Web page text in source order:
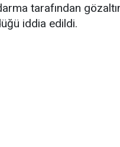
tarafından
iddia edildi.